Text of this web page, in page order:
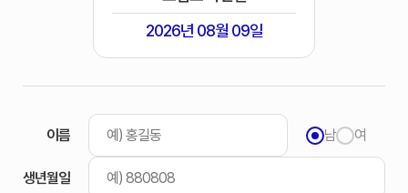
2026년 08월 09일
이름 남 여
생년월일